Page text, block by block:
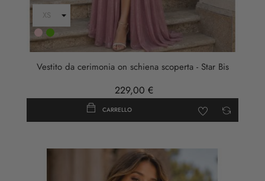
Rosaverde
salvia
Vestito da cerimonia on schiena scoperta - Star Bis
229,00 €
CARRELLO